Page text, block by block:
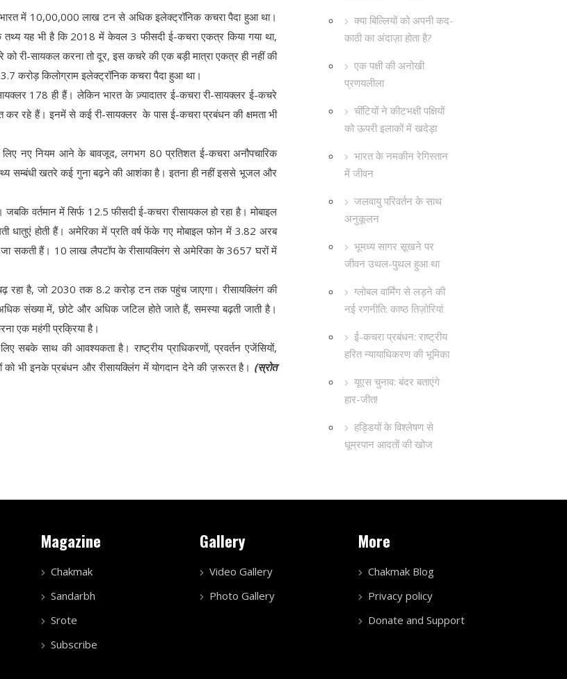
क्या बिल्लियों को अपनी कद-
काठी का अंदाज़ा होता है?
एक पक्षी की अनोखी
प्रणयलीला
चींटियों ने कीटभक्षी पक्षियों
को ऊपरी इलाकों में खदेड़ा
भारत के नमकीन रेगिस्तान
में जीवन
जलवायु परिवर्तन के साथ
अनुकूलन
भूमध्य सागर सूखने पर
जीवन उथल-पुथल हुआ था
ग्लोबल वार्मिंग से लड़ने की
नई रणनीति: काष्ठ तिज़ोरियां
ई-कचरा प्रबंधन: राष्ट्रीय
हरित न्यायाधिकरण की भूमिका
यूएस चुनाव: बंदर बताएंगे
हार-जीत!
हड्डियों के विश्लेषण से
धूम्रपान आदतों की खोज
में भारत में 10,00,000 लाख टन से अधिक इलेक्ट्रॉनिक कचरा पैदा हुआ था।
भी है कि 2018 में केवल 3 फीसदी ई-कचरा एकत्र किया गया था,
सायकल करना तो दूर, इस कचरे की एक बड़ी मात्रा एकत्र ही नहीं की
करोड़ किलोग्राम इलेक्ट्रॉनिक कचरा पैदा हुआ था।
सायक्लर 178 ही हैं। लेकिन भारत के ज़्यादातर ई-कचरा री-सायक्लर ई-कचरे
रहे हैं। इनमें से कई री-सायक्लर के पास ई-कचरा प्रबंधन की क्षमता भी
नए नियम आने के बावजूद, लगभग 80 प्रतिशत ई-कचरा अनौपचारिक
सम्बंधी खतरे कई गुना बढ़ने की आशंका है। इतना ही नहीं इससे भूजल और
वर्तमान में सिर्फ 12.5 फीसदी ई-कचरा रीसायकल हो रहा है। मोबाइल
धातुएं होती हैं। अमेरिका में प्रति वर्ष फेंके गए मोबाइल फोन में 3.82 अरब
जा सकती हैं। 10 लाख लैपटॉप के रीसायक्लिंग से अमेरिका के 3657 घरों में
रहा है, जो 2030 तक 8.2 करोड़ टन तक पहुंच जाएगा। रीसायक्लिंग की
संख्या में, छोटे और अधिक जटिल होते जाते हैं, समस्या बढ़ती जाती है।
एक महंगी प्रक्रिया है।
सबके साथ की आवश्यकता है। राष्ट्रीय प्राधिकरणों, प्रवर्तन एजेंसियों,
को भी इनके प्रबंधन और रीसायक्लिंग में योगदान देने की ज़रूरत है। (स्रोत
Magazine
Chakmak
Sandarbh
Srote
Subscribe
Gallery
Video Gallery
Photo Gallery
More
Chakmak Blog
Privacy policy
Donate and Support